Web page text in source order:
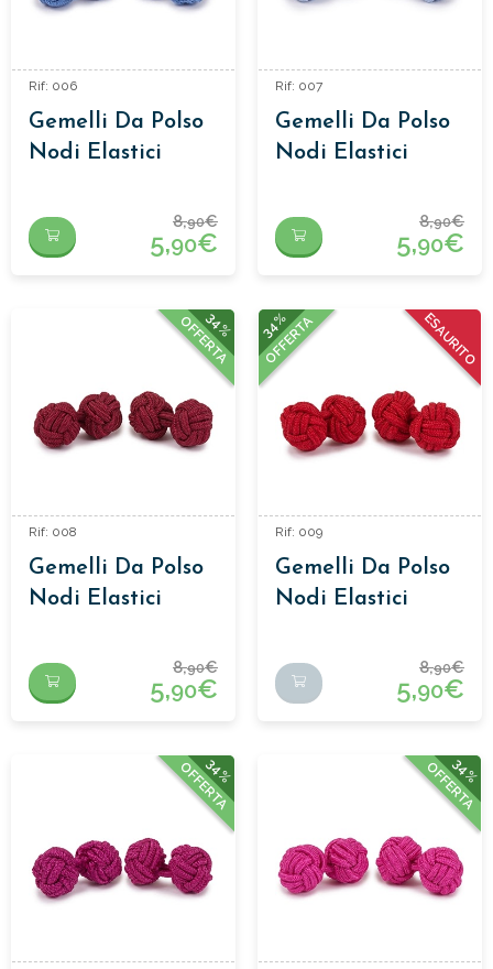
Rif: 006
Gemelli Da Polso
Nodi Elastici
8,90€
5,90€
Rif: 007
Gemelli Da Polso
Nodi Elastici
8,90€
5,90€
34%
OFFERTA
Rif: 008
Gemelli Da Polso
Nodi Elastici
8,90€
5,90€
ESAURITO
34%
OFFERTA
Rif: 009
Gemelli Da Polso
Nodi Elastici
8,90€
5,90€
34%
OFFERTA 34%
OFFERTA